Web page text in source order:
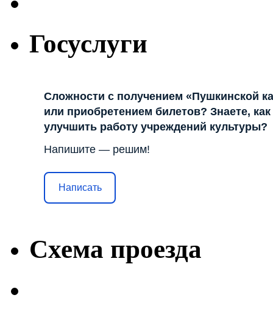
Госуслуги
Сложности с получением «Пушкинской
или приобретением билетов? Знаете, как
улучшить работу учреждений культуры?
Напишите — решим!
Написать
Схема проезда